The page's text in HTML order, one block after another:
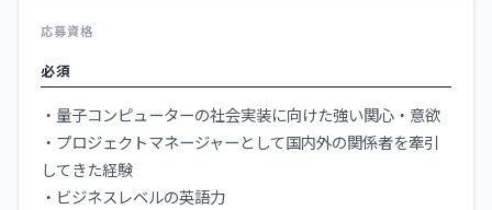
応募資格
必須
・量子コンピューターの社会実装に向けた強い関心・意欲
・プロジェクトマネージャーとして国内外の関係者を牽引
してきた経験
・ビジネスレベルの英語力